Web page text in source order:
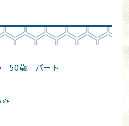
50歳
パート
み